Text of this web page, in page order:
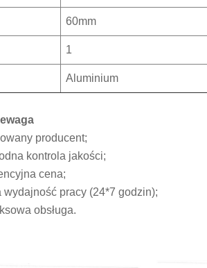
60mm
1
Aluminium
producent;
kontrola jakości;
cena;
wydajność pracy (24*7 godzin);
obsługa.